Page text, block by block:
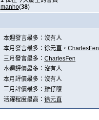
manho(38)
本週發言最多：沒有人
本月發言最多： 徐元直 ， CharlesFen
三月發言最多： CharlesFen
本週評價最多：沒有人
本月評價最多：沒有人
三月評價最多： 雞仔嘜
活躍程度最高： 徐元直